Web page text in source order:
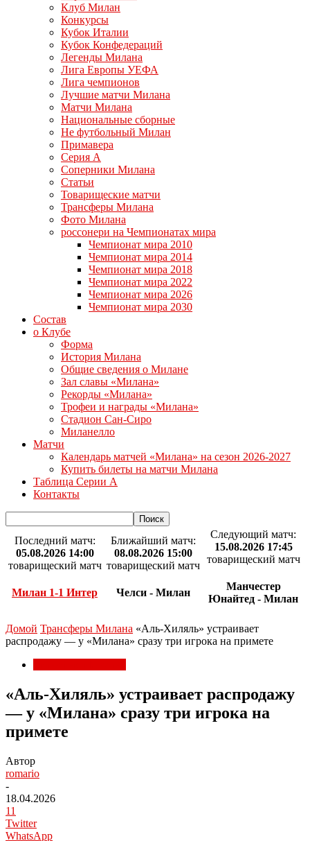
Клуб Милан
Конкурсы
Кубок Италии
Кубок Конфедераций
Легенды Милана
Лига Европы УЕФА
Лига чемпионов
Лучшие матчи Милана
Матчи Милана
Национальные сборные
Не футбольный Милан
Примавера
Серия А
Соперники Милана
Статьи
Товарищеские матчи
Трансферы Милана
Фото Милана
россонери на Чемпионатах мира
Чемпионат мира 2010
Чемпионат мира 2014
Чемпионат мира 2018
Чемпионат мира 2022
Чемпионат мира 2026
Чемпионат мира 2030
Состав
о Клубе
Форма
История Милана
Общие сведения о Милане
Зал славы «Милана»
Рекорды «Милана»
Трофеи и награды «Милана»
Стадион Сан-Сиро
Миланелло
Матчи
Календарь матчей «Милана» на сезон 2026-2027
Купить билеты на матчи Милана
Таблица Серии А
Контакты
Последний матч:
05.08.2026 14:00
товарищеский матч
Милан 1-1 Интер
Ближайший матч:
08.08.2026 15:00
товарищеский матч
Челси - Милан
Следующий матч:
15.08.2026 17:45
товарищеский матч
Манчестер
Юнайтед - Милан
Домой Трансферы Милана «Аль-Хиляль» устраивает
распродажу — у «Милана» сразу три игрока на примете
«Аль-Хиляль» устраивает распродажу
— у «Милана» сразу три игрока на
примете
Автор
romario
-
18.04.2026
11
Twitter
WhatsApp